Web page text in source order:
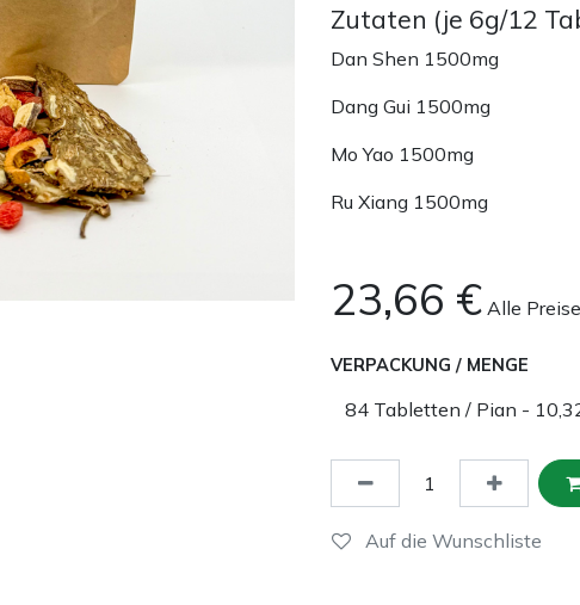
Zutaten (je 6g/12
Dan Shen 1500mg
Dang Gui 1500mg
Mo Yao 1500mg
Ru Xiang 1500mg
23,66 € Alle
VERPACKUNG / MENGE
Auf die Wunschliste